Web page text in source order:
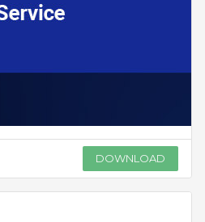
DOWNLOAD